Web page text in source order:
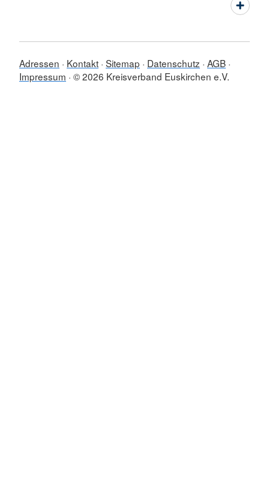
Adressen Kontakt Sitemap Datenschutz AGB
Impressum © 2026 Kreisverband Euskirchen e.V.